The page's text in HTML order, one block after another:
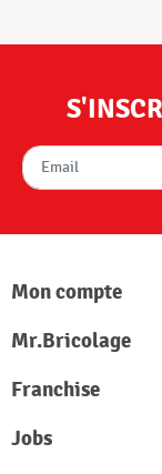
Mon compte
Mr.Bricolage
Franchise
Jobs